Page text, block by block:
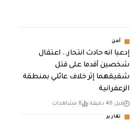
أمن
إدعيا انه حادث انتحار.. اعتقال
شخصين أقدما على قتل
شقيقهما إثر خلاف عائلي بمنطقة
الزعفرانية
قبل 46 دقيقة 8 مشاهدات
تقارير